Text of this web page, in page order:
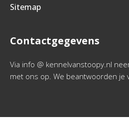
Sitemap
Contactgegevens
Via info @ kennelvanstoopy.nl
met ons op. We beantwoorden je